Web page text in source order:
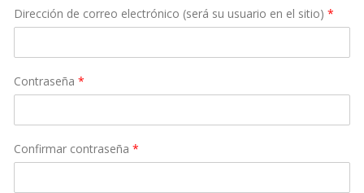
Dirección de correo electrónico (será su usuario en el sitio) *
Contraseña *
Confirmar contraseña *